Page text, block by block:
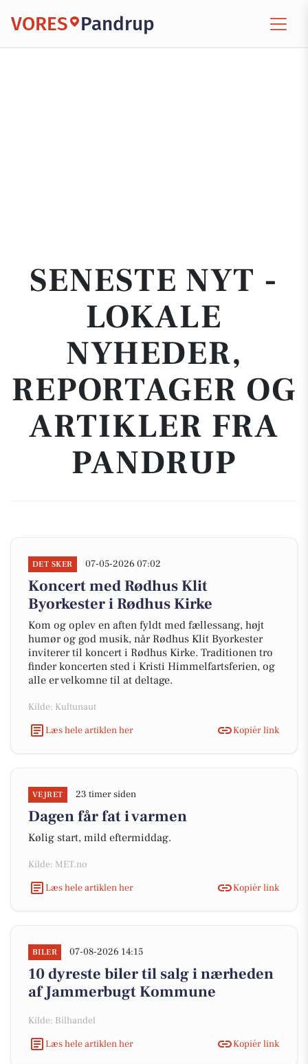
VORES Pandrup
SENESTE NYT -
LOKALE
NYHEDER,
REPORTAGER OG
ARTIKLER FRA
PANDRUP
DET SKER 07-05-2026 07:02
Koncert med Rødhus Klit
Byorkester i Rødhus Kirke
Kom og oplev en aften fyldt med fællessang, højt
humør og god musik, når Rødhus Klit Byorkester
inviterer til koncert i Rødhus Kirke. Traditionen tro
finder koncerten sted i Kristi Himmelfartsferien, og
alle er velkomne til at deltage.
Kilde: Kultunaut
Læs hele artiklen her
Kopiér link
VEJRET 23 timer siden
Dagen får fat i varmen
Kølig start, mild eftermiddag.
Kilde: MET.no
Læs hele artiklen her
Kopiér link
BILER 07-08-2026 14:15
10 dyreste biler til salg i nærheden
af Jammerbugt Kommune
Kilde: Bilhandel
Læs hele artiklen her
Kopiér link